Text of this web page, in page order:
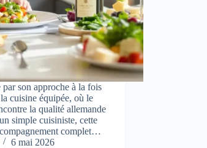
son approche à la fois
cuisine équipée, où le
la qualité allemande
simple cuisiniste, cette
complet…
6 mai 2026